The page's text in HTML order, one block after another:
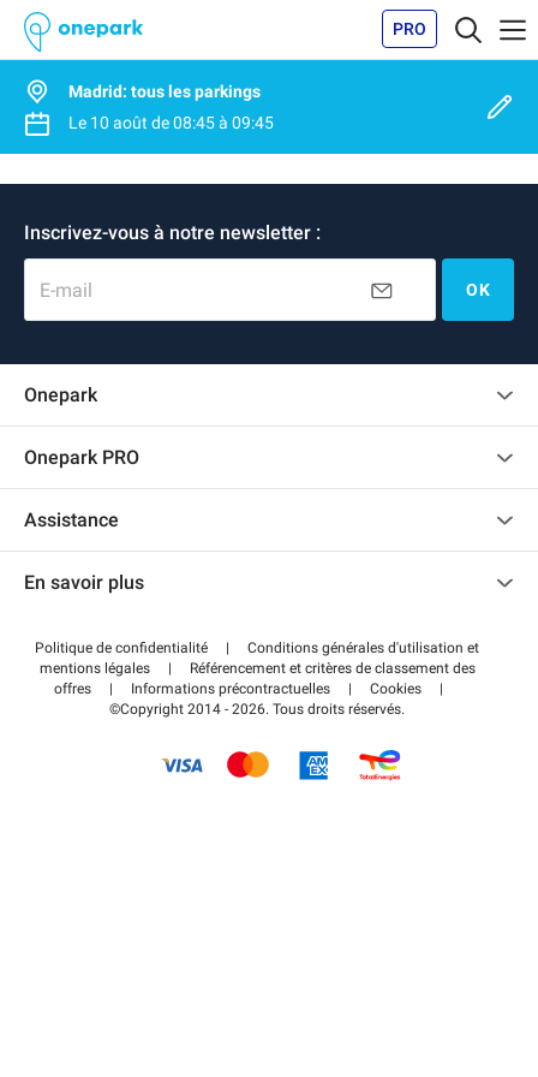
PRO
Madrid: tous les parkings
Le 10 août de08:45à 09:45
Inscrivez-vous à notre newsletter :
E-mail OK
Onepark
Recrutement
Onepark PRO
Accéder à mon espace partenaire
Assistance
Centre d'aide
Régler votre stationnement FLOW
En savoir plus
Wiki
Guide du stationnement
Politique de confidentialité |
Conditions générales d'utilisation et
mentions légales
|
Référencement et critères de classement des
offres
| Informations précontractuelles | Cookies
|
©Copyright 2014 - 2026. Tous droits réservés.